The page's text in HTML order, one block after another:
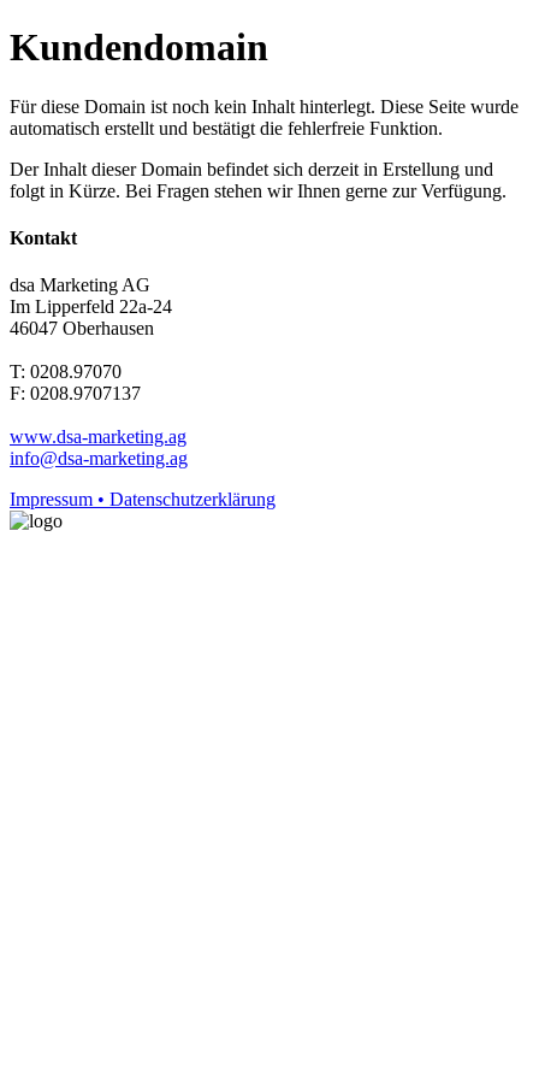
Kundendomain
Für diese Domain ist noch kein Inhalt hinterlegt. Diese Seite wurde
automatisch erstellt und bestätigt die fehlerfreie Funktion.
Der Inhalt dieser Domain befindet sich derzeit in Erstellung und
folgt in Kürze. Bei Fragen stehen wir Ihnen gerne zur Verfügung.
Kontakt
dsa Marketing AG
Im Lipperfeld 22a-24
46047 Oberhausen
T: 0208.97070
F: 0208.9707137
www.dsa-marketing.ag
info@dsa-marketing.ag
Impressum • Datenschutzerklärung